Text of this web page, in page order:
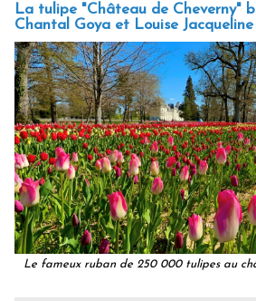
La tulipe "Château de Cheverny"
Chantal Goya et Louise Jacqueline
Le fameux ruban de 250 000 tulipes au